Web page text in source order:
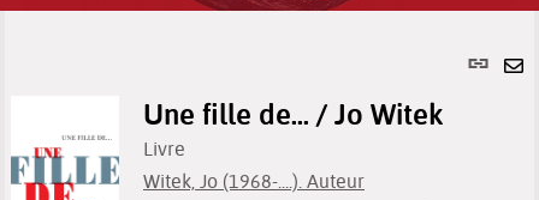
Lien
Une fille de... / Jo Witek
Livre
Witek, Jo (1968-....). Auteur